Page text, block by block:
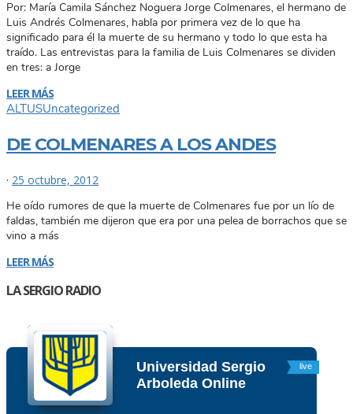
Por: María Camila Sánchez Noguera Jorge Colmenares, el hermano de
Luis Andrés Colmenares, habla por primera vez de lo que ha
significado para él la muerte de su hermano y todo lo que esta ha
traído. Las entrevistas para la familia de Luis Colmenares se dividen
en tres: a Jorge
LEER MÁS
ALTUSUncategorized
DE COLMENARES A LOS ANDES
· 25 octubre, 2012
He oído rumores de que la muerte de Colmenares fue por un lío de
faldas, también me dijeron que era por una pelea de borrachos que se
vino a más
LEER MÁS
LA SERGIO RADIO